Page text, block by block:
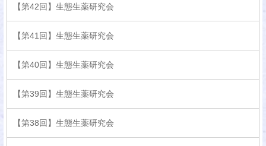
【第42回】生態生薬研究会
【第41回】生態生薬研究会
【第40回】生態生薬研究会
【第39回】生態生薬研究会
【第38回】生態生薬研究会